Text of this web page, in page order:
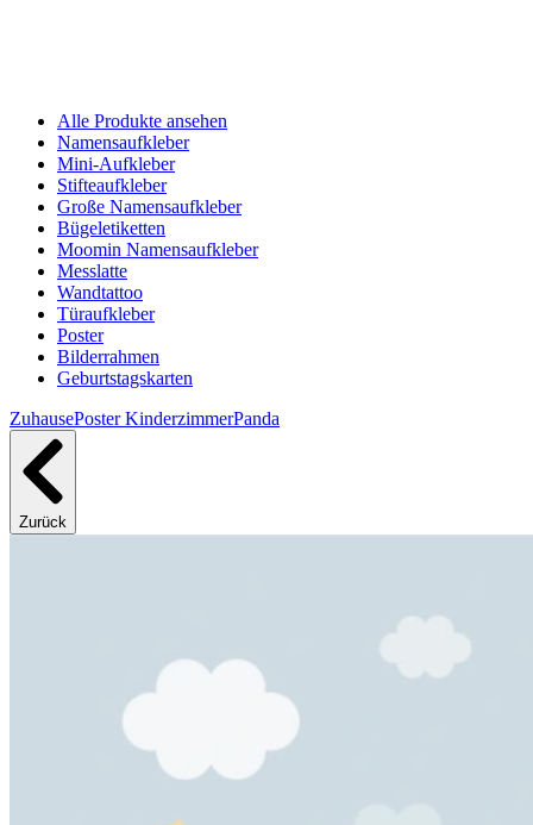
Alle Produkte ansehen
Namensaufkleber
Mini-Aufkleber
Stifteaufkleber
Große Namensaufkleber
Bügeletiketten
Moomin Namensaufkleber
Messlatte
Wandtattoo
Türaufkleber
Poster
Bilderrahmen
Geburtstagskarten
ZuhausePoster KinderzimmerPanda
Zurück